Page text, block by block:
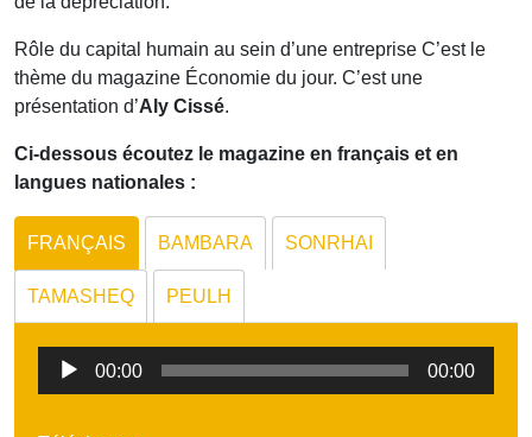
Rôle du capital humain au sein d’une entreprise C’est le
thème du magazine Économie du jour. C’est une
présentation d’Aly Cissé.
Ci-dessous écoutez le magazine en français et en
langues nationales :
FRANÇAIS BAMBARA SONRHAI
TAMASHEQ PEULH
Lecteur
00:00 00:00